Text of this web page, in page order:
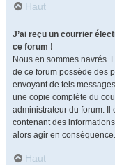
Haut
J’ai reçu un courrier
ce forum !
Nous en sommes navrés.
de ce forum possède des
envoyant de tels
une copie complète du
administrateur du forum. Il
contenant des
alors agir en conséquence.
Haut